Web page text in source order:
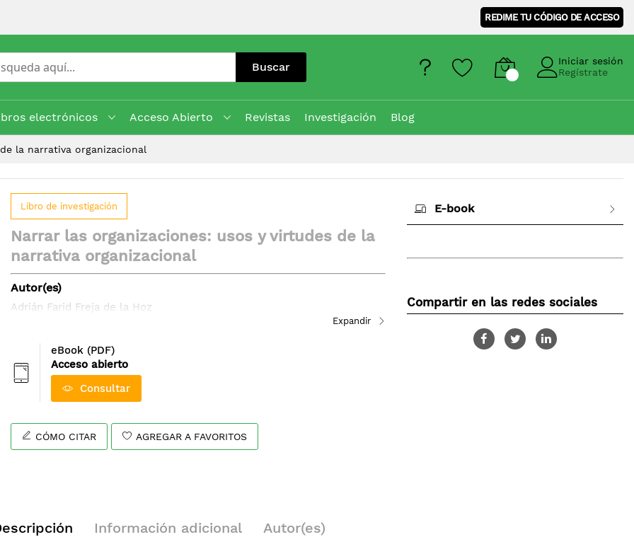
REDIME TU CÓDIGO DE ACCESO
Buscar
Iniciar sesión
Regístrate
electrónicos Acceso Abierto Revistas Investigación
Blog
la narrativa organizacional
Libro de investigación
Narrar las organizaciones: usos y virtudes de la
narrativa organizacional
Autor(es)
Adrián Farid Freja de la Hoz
eBook (PDF)
Acceso abierto
Consultar
CÓMO CITAR AGREGAR A FAVORITOS
E-book
Compartir en las redes sociales
Información adicional Autor(es)